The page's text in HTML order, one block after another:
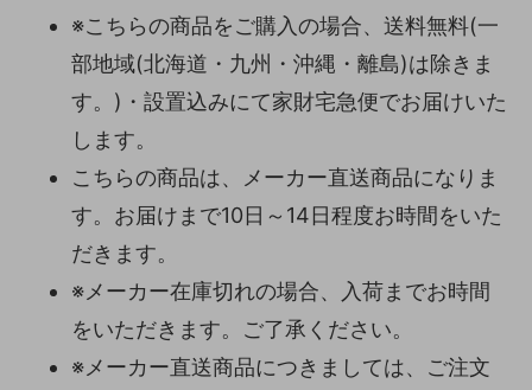
※こちらの商品をご購入の場合、送料無料(一
部地域(北海道・九州・沖縄・離島)は除きま
す。)・設置込みにて家財宅急便でお届けいた
します。
こちらの商品は、メーカー直送商品になりま
す。お届けまで10日～14日程度お時間をいた
だきます。
※メーカー在庫切れの場合、入荷までお時間
をいただきます。ご了承ください。
※メーカー直送商品につきましては、ご注文